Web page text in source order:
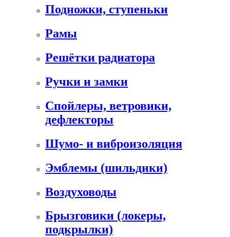
Подножки, ступеньки
Рамы
Решётки радиатора
Ручки и замки
Спойлеры, ветровики,
дефлекторы
Шумо- и виброизоляция
Эмблемы (шильдики)
Воздуховоды
Брызговики (локеры,
подкрылки)